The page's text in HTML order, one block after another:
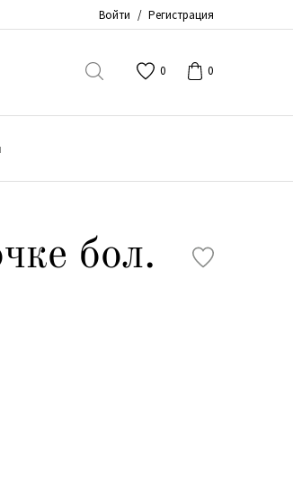
Войти / Регистрация
0 0
бол.